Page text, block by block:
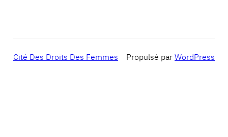
Cité Des Droits Des Femmes Propulsé parWordPress